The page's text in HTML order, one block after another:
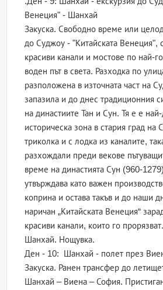
Венеция" - Шанхай
Закуска. Свободно време или
до Суджоу - "Китайската Венеция",
красиви канали и мостове по най-
воден път в света. Разходка по
разположена в източната част на
запазила и до днес традиционния
на династиите Тан и Сун. Тя е е
историческа зона в стария град на
триколка и с лодка из каналите,
разхождали преди векове
време на династията Сун (960-
утвърждава като важен
коприна и остава такъв и до наши
наричан „Китайската Венеция“
красиви канали, които го
Шанхай. Нощувка.
Ден - 10: Шанхай - полет през
Закуска. Ранен трансфер до
Шанхай – Виена – София.